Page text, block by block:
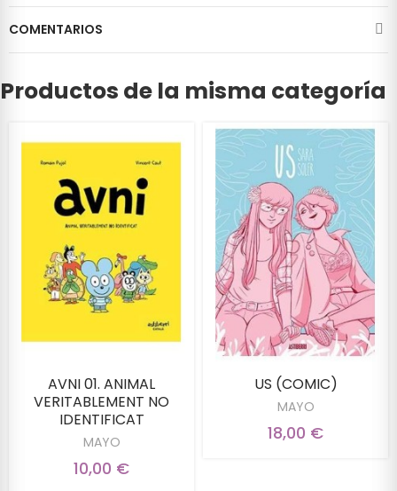
COMENTARIOS
Productos de la misma categoría
AVNI 01. ANIMAL
VERITABLEMENT NO
IDENTIFICAT
MAYO
10,00 €
US (COMIC)
MAYO
18,00 €